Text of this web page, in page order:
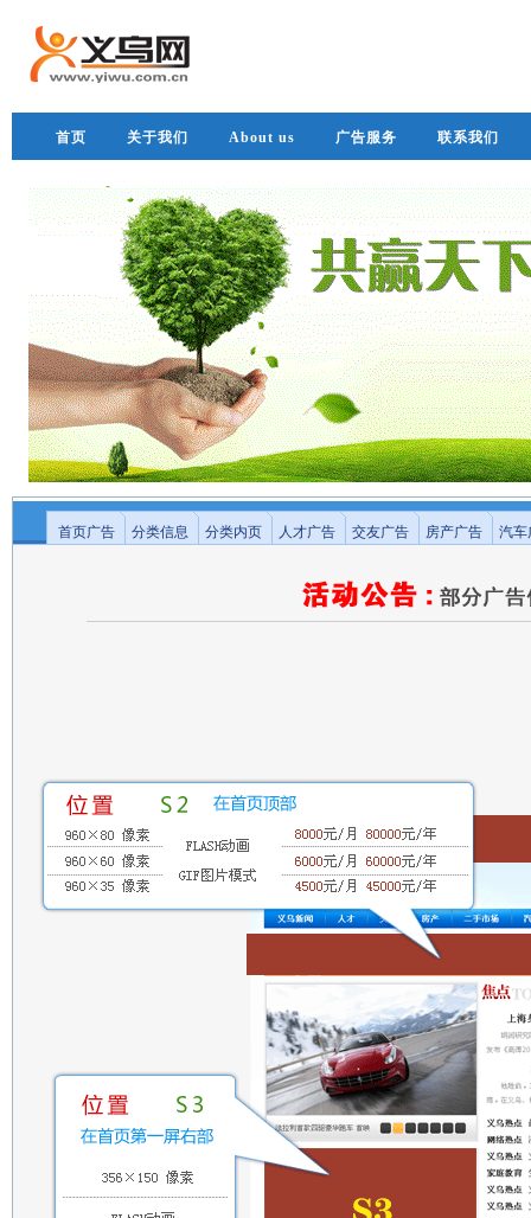
首页 关于我们 About us 广告服务 联系我们
汽车
房产广告
交友广告
人才广告
分类内页
分类信息
首页广告